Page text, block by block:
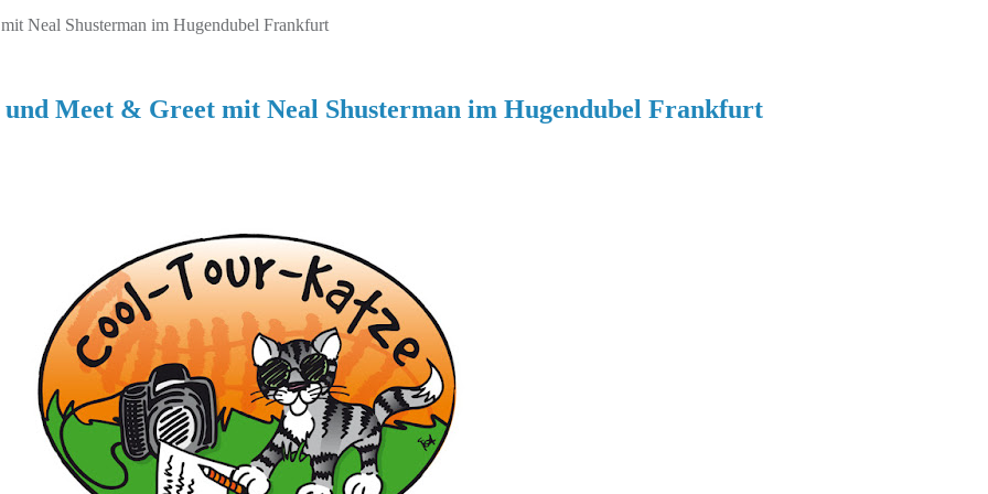
Neal Shusterman im Hugendubel Frankfurt
Meet & Greet mit Neal Shusterman im Hugendubel Frankfurt